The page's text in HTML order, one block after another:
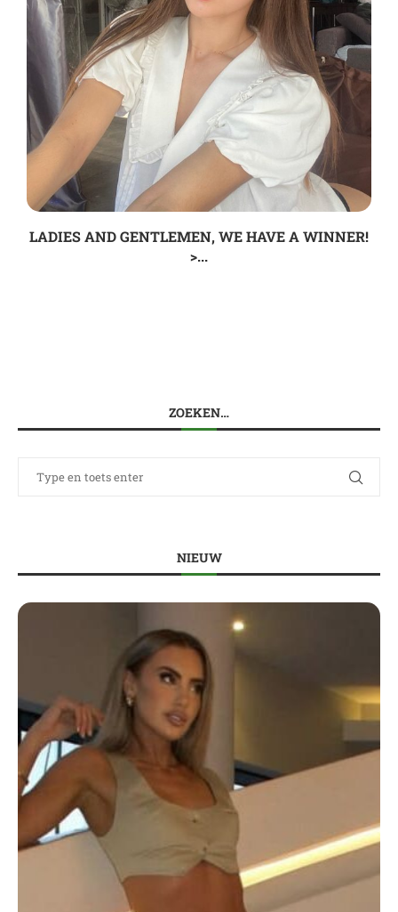
LADIES AND GENTLEMEN, WE HAVE A WINNER!
>...
ZOEKEN…
NIEUW